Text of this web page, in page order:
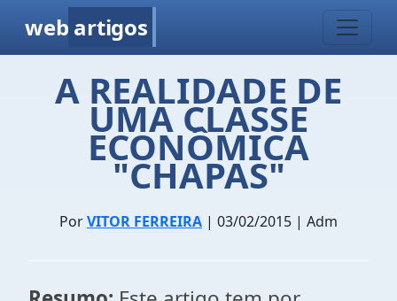
web artigos
A REALIDADE DE
UMA CLASSE
ECONÔMICA
"CHAPAS"
PorVITOR FERREIRA | 03/02/2015 | Adm